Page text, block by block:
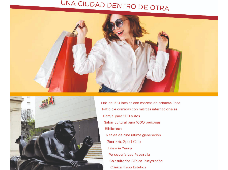
durante las últimas horas de la joven. Las autoridades
trabajan con las imágenes de las cámaras de seguridad y
los testimonios de las personas que tuvieron algún
contacto con ella antes del terrible desenlace.
El presidente Javier Milei recibió el título de Doctor
Honoris Causa.
Previamente, Milei participó del acto de juramentación
y toma de mando de la presidenta de Perú, Keiko
Fujimori, realizado en el Congreso de ese país, en el
marco de su visita oficial a Lima.